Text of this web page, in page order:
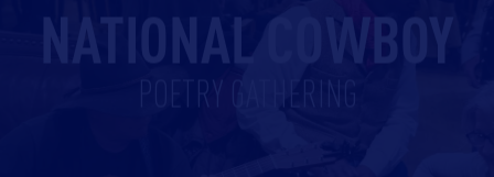
NATIONAL COWBOY
POETRY GATHERING